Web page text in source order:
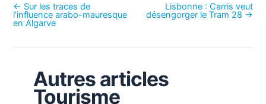
← Sur les traces de
l’influence arabo-mauresque
en Algarve
Lisbonne : Carris veut
désengorger le Tram 28 →
Autres articles
Tourisme